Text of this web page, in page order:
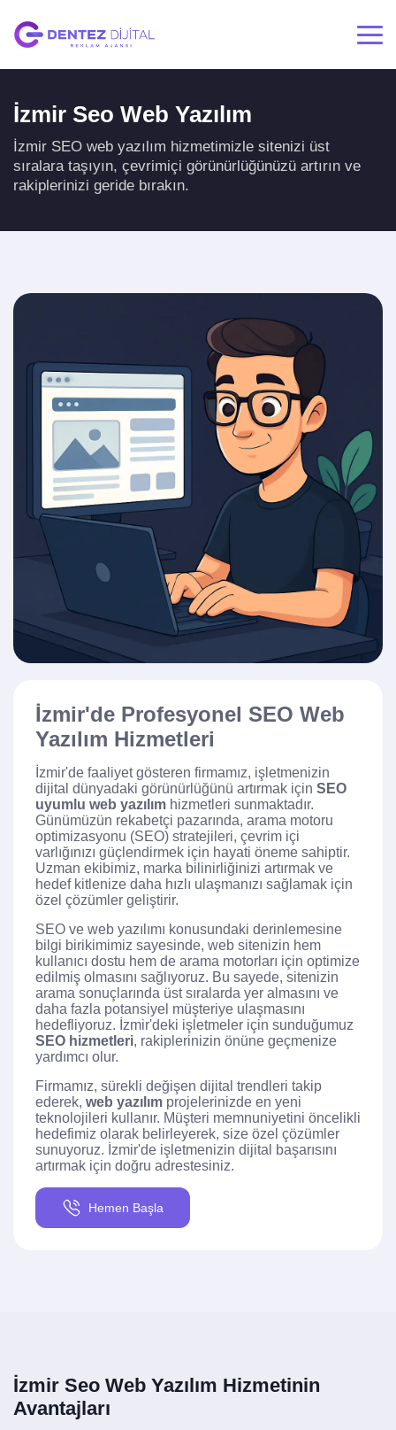
İzmir Seo Web Yazılım
İzmir SEO web yazılım hizmetimizle sitenizi üst
sıralara taşıyın, çevrimiçi görünürlüğünüzü artırın ve
rakiplerinizi geride bırakın.
İzmir'de Profesyonel SEO Web
Yazılım Hizmetleri
İzmir'de faaliyet gösteren firmamız, işletmenizin
dijital dünyadaki görünürlüğünü artırmak için SEO
uyumlu web yazılım hizmetleri sunmaktadır.
Günümüzün rekabetçi pazarında, arama motoru
optimizasyonu (SEO) stratejileri, çevrim içi
varlığınızı güçlendirmek için hayati öneme sahiptir.
Uzman ekibimiz, marka bilinirliğinizi artırmak ve
hedef kitlenize daha hızlı ulaşmanızı sağlamak için
özel çözümler geliştirir.
SEO ve web yazılımı konusundaki derinlemesine
bilgi birikimimiz sayesinde, web sitenizin hem
kullanıcı dostu hem de arama motorları için optimize
edilmiş olmasını sağlıyoruz. Bu sayede, sitenizin
arama sonuçlarında üst sıralarda yer almasını ve
daha fazla potansiyel müşteriye ulaşmasını
hedefliyoruz. İzmir'deki işletmeler için sunduğumuz
SEO hizmetleri, rakiplerinizin önüne geçmenize
yardımcı olur.
Firmamız, sürekli değişen dijital trendleri takip
ederek, web yazılım projelerinizde en yeni
teknolojileri kullanır. Müşteri memnuniyetini öncelikli
hedefimiz olarak belirleyerek, size özel çözümler
sunuyoruz. İzmir'de işletmenizin dijital başarısını
artırmak için doğru adrestesiniz.
Hemen Başla
İzmir Seo Web Yazılım Hizmetinin
Avantajları